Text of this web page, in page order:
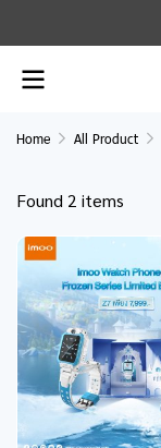
Home All Product
Found 2 items